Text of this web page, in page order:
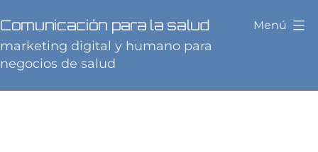
al
contenido
Comunicación para la salud
marketing digital y humano para
negocios de salud
Menú